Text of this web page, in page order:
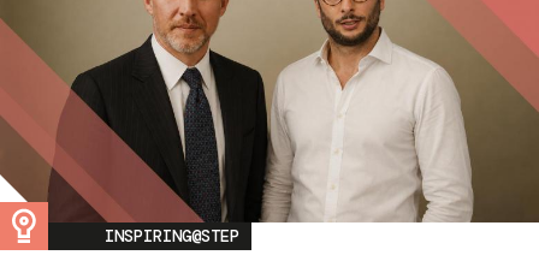
Image
INSPIRING@STEP